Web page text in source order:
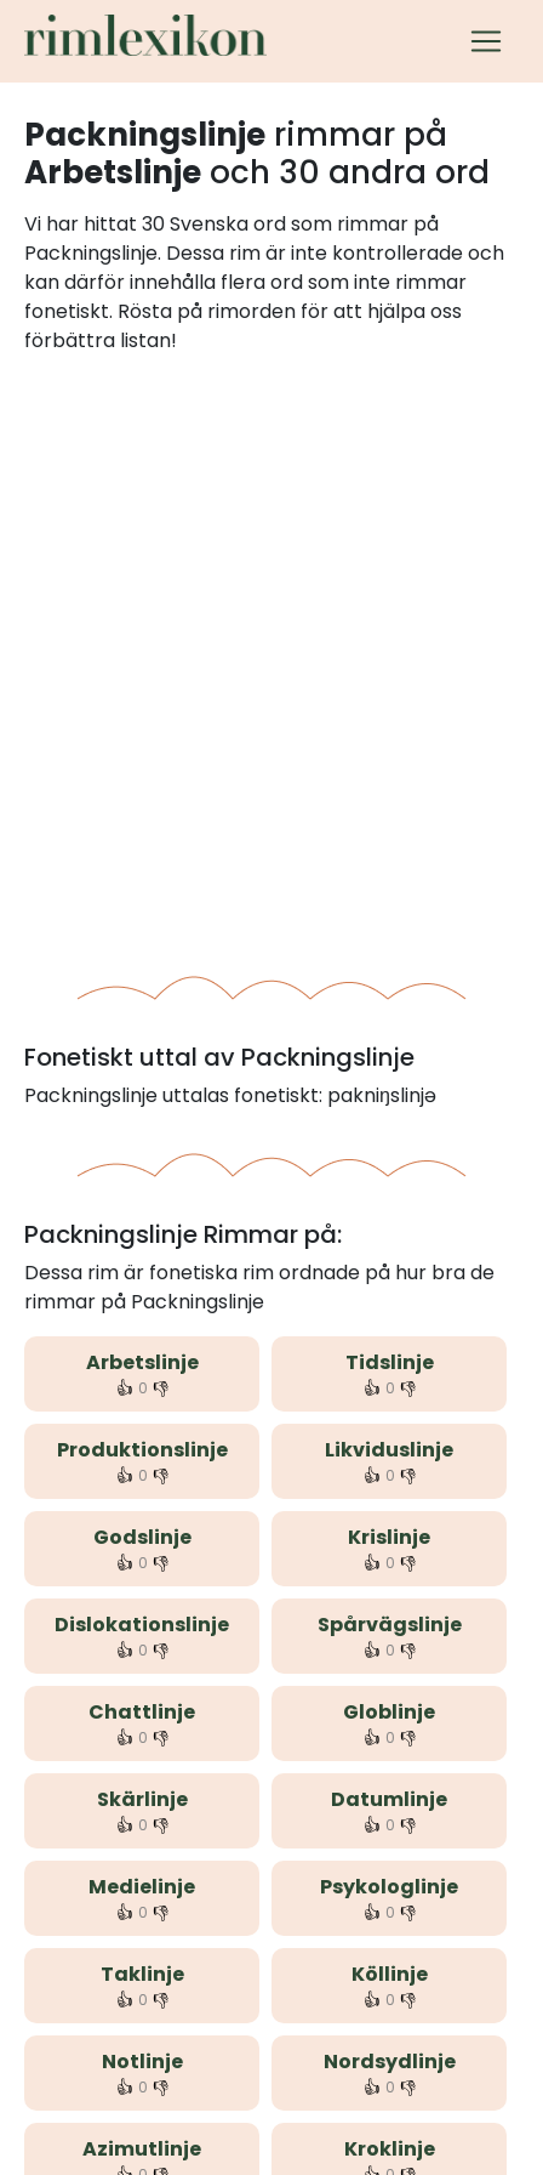
Packningslinje rimmar på
Arbetslinje och 30 andra ord
Vi har hittat 30 Svenska ord som rimmar på
Packningslinje. Dessa rim är inte kontrollerade och
kan därför innehålla flera ord som inte rimmar
fonetiskt. Rösta på rimorden för att hjälpa oss
förbättra listan!
Fonetiskt uttal av Packningslinje
Packningslinje uttalas fonetiskt: pakniŋslinjə
Packningslinje Rimmar på:
Dessa rim är fonetiska rim ordnade på hur bra de
rimmar på Packningslinje
Arbetslinje
👍 0 👎
Tidslinje
👍 0 👎
Produktionslinje
👍 0 👎
Likviduslinje
👍 0 👎
Godslinje
👍 0 👎
Krislinje
👍 0 👎
Dislokationslinje
👍 0 👎
Spårvägslinje
👍 0 👎
Chattlinje
👍 0 👎
Globlinje
👍 0 👎
Skärlinje
👍 0 👎
Datumlinje
👍 0 👎
Medielinje
👍 0 👎
Psykologlinje
👍 0 👎
Taklinje
👍 0 👎
Köllinje
👍 0 👎
Notlinje
👍 0 👎
Nordsydlinje
👍 0 👎
Azimutlinje Kroklinje